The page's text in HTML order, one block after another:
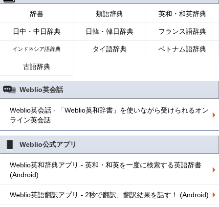
辞書 類語辞典 英和・和英辞典
日中・中日辞典 日韓・韓日辞典 フランス語辞典
インドネシア語辞典 タイ語辞典 ベトナム語辞典
古語辞典
Weblio英会話
Weblio英会話 - 「Weblio英和辞書」を使いながら受けられるオン
ライン英会話
Weblio公式アプリ
Weblio英和辞典アプリ - 英和・和英を一度に検索する英語辞書
(Android)
Weblio英語翻訳アプリ - 2秒で翻訳、翻訳結果を話す！ (Android)